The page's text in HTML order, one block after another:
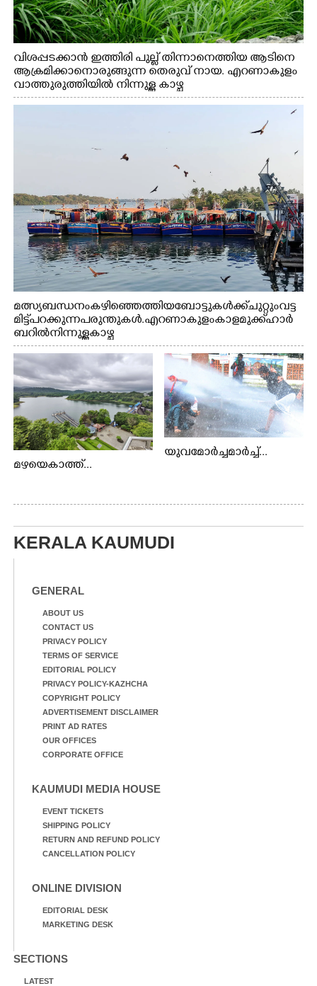
വിശപ്പടക്കാൻ ഇത്തിരി പുല്ല് തിന്നാനെത്തിയ ആടിനെ
ആക്രമിക്കാനൊരുങ്ങുന്ന തെരുവ് നായ. എറണാകുളം
വാത്തുരുത്തിയിൽ നിന്നുള്ള കാഴ്ച
മത്സ്യബന്ധനം കഴിഞ്ഞെത്തിയ ബോട്ടുകൾക്ക് ചുറ്റും വട്ട
മിട്ട് പറക്കുന്ന പരുന്തുകൾ. എറണാകുളം കാളമുക്ക് ഹാർ
ബറിൽ നിന്നുള്ള കാഴ്ച
മഴയെകാത്ത്...
യുവമോർച്ചമാർച്ച്...
KERALA KAUMUDI
GENERAL
ABOUT US
CONTACT US
PRIVACY POLICY
TERMS OF SERVICE
EDITORIAL POLICY
PRIVACY POLICY-KAZHCHA
COPYRIGHT POLICY
ADVERTISEMENT DISCLAIMER
PRINT AD RATES
OUR OFFICES
CORPORATE OFFICE
KAUMUDI MEDIA HOUSE
EVENT TICKETS
SHIPPING POLICY
RETURN AND REFUND POLICY
CANCELLATION POLICY
ONLINE DIVISION
EDITORIAL DESK
MARKETING DESK
SECTIONS
LATEST